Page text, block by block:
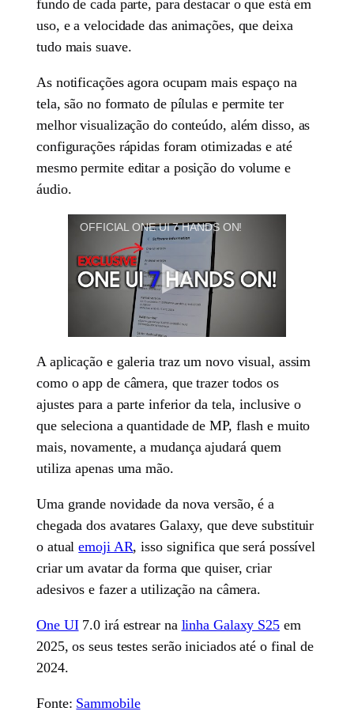
fundo de cada parte, para destacar o que está em
uso, e a velocidade das animações, que deixa
tudo mais suave.
As notificações agora ocupam mais espaço na
tela, são no formato de pílulas e permite ter
melhor visualização do conteúdo, além disso, as
configurações rápidas foram otimizadas e até
mesmo permite editar a posição do volume e
áudio.
OFFICIAL ONE UI 7 HANDS ON!
A aplicação e galeria traz um novo visual, assim
como o app de câmera, que trazer todos os
ajustes para a parte inferior da tela, inclusive o
que seleciona a quantidade de MP, flash e muito
mais, novamente, a mudança ajudará quem
utiliza apenas uma mão.
Uma grande novidade da nova versão, é a
chegada dos avatares Galaxy, que deve substituir
o atualemoji AR, isso significa que será possível
criar um avatar da forma que quiser, criar
adesivos e fazer a utilização na câmera.
One UI7.0 irá estrear na linha Galaxy S25em
2025, os seus testes serão iniciados até o final de
2024.
Fonte: Sammobile